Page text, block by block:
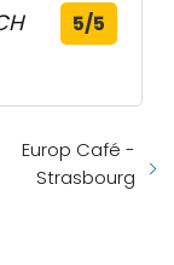
5/5
Europ Café -
Strasbourg